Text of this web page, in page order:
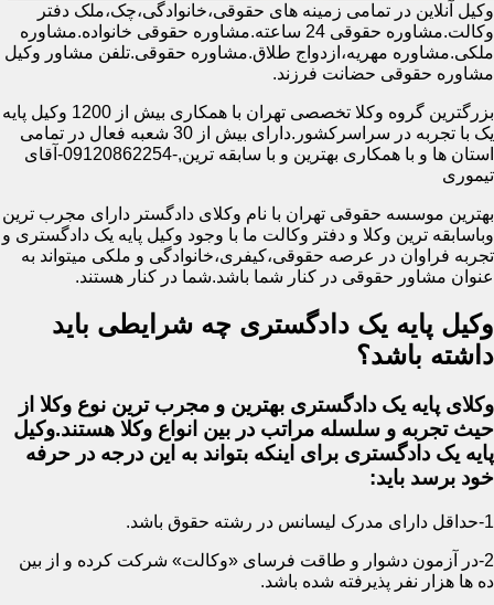
وکیل آنلاین در تمامی زمینه های حقوقی،خانوادگی،چک،ملک دفتر
وکالت.مشاوره حقوقی 24 ساعته.مشاوره حقوقی خانواده.مشاوره
ملکی.مشاوره مهریه،ازدواج طلاق.مشاوره حقوقی.تلفن مشاور وکیل
مشاوره حقوقی حضانت فرزند.
بزرگترین گروه وکلا تخصصی تهران با همکاری بیش از 1200 وکیل پایه
یک با تجربه در سراسرکشور.دارای بیش از 30 شعبه فعال در تمامی
استان ها و با همکاری بهترین و با سابقه ترین,-09120862254-آقای
تیموری
بهترین موسسه حقوقی تهران با نام وکلای دادگستر دارای مجرب ترین
وباسابقه ترین وکلا و دفتر وکالت ما با وجود وکیل پایه یک دادگستری و
تجربه فراوان در عرصه حقوقی،کیفری،خانوادگی و ملکی میتواند به
عنوان مشاور حقوقی در کنار شما باشد.شما در کنار هستند.
وکیل پایه یک دادگستری چه شرایطی باید
داشته باشد؟
وکلای پایه یک دادگستری بهترین و مجرب ترین نوع وکلا از
حیث تجربه و سلسله مراتب در بین انواع وکلا هستند.وکیل
پایه یک دادگستری برای اینکه بتواند به این درجه در حرفه
خود برسد باید:
1-حداقل دارای مدرک لیسانس در رشته حقوق باشد.
2-در آزمون دشوار و طاقت فرسای «وکالت» شرکت کرده و از بین
ده ها هزار نفر پذیرفته شده باشد.